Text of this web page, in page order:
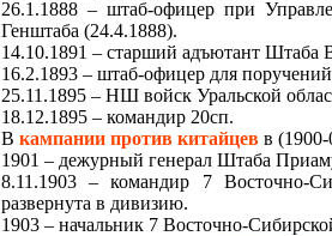
26.1.1888 – штаб-офицер при
Генштаба (24.4.1888).
14.10.1891 – старший адъютант Штаба
16.2.1893 – штаб-офицер для
25.11.1895 – НШ войск Уральской
18.12.1895 – командир 20сп.
В кампании против китайцев в (1900-
1901 – дежурный генерал Штаба
8.11.1903 – командир 7 Восточно-
развернута в дивизию.
1903 – начальник 7 Восточно-